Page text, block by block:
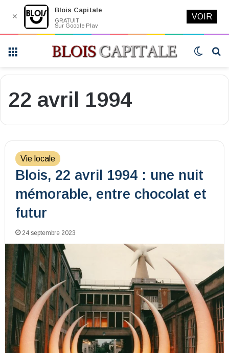
Switch
22 avril 1994
Vie locale
Blois, 22 avril 1994 : une nuit
mémorable, entre chocolat et
futur
24 septembre 2023
✕
Blois Capitale
GRATUIT
Sur Google Play
VOIR